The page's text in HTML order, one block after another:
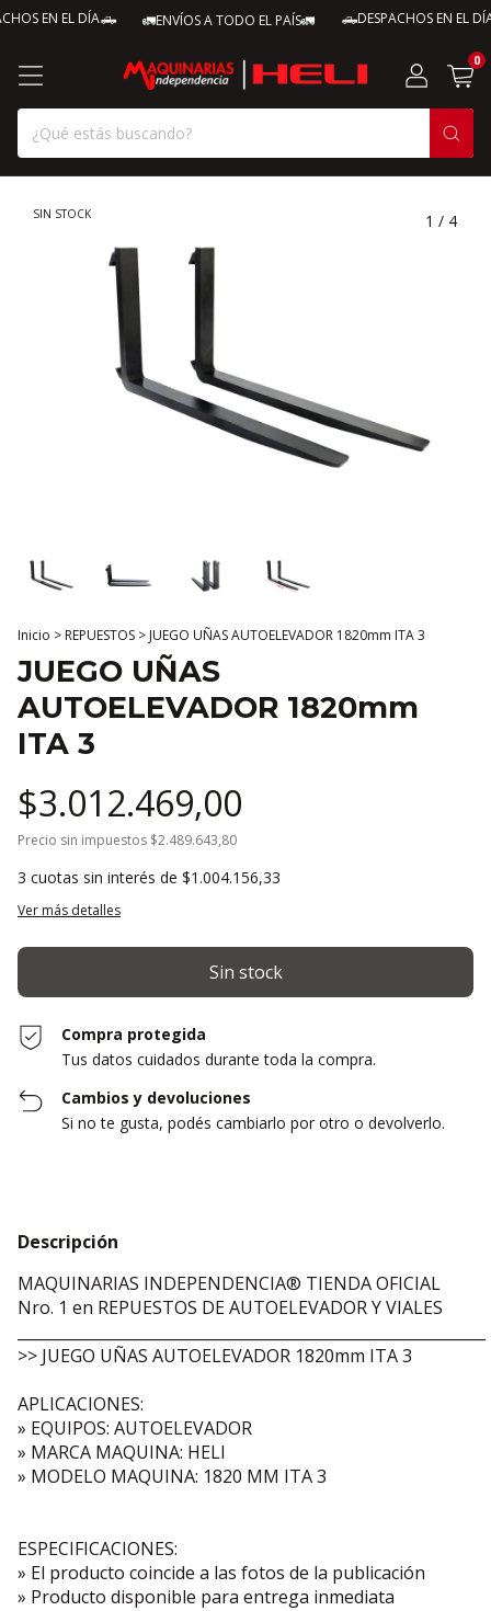
EN EL DÍA🛻 🚛ENVÍOS A TODO EL PAÍS🚛 🛻DESPACHOS EN EL
0
SIN STOCK 1 / 4
Inicio > REPUESTOS > JUEGO UÑAS AUTOELEVADOR 1820mm ITA 3
JUEGO UÑAS
AUTOELEVADOR 1820mm
ITA 3
$3.012.469,00
Precio sin impuestos $2.489.643,80
3 cuotas sin interés de $1.004.156,33
Ver más detalles
Compra protegida
Tus datos cuidados durante toda la compra.
Cambios y devoluciones
Si no te gusta, podés cambiarlo por otro o devolverlo.
Descripción
MAQUINARIAS INDEPENDENCIA® TIENDA OFICIAL
Nro. 1 en REPUESTOS DE AUTOELEVADOR Y VIALES
>> JUEGO UÑAS AUTOELEVADOR 1820mm ITA 3
APLICACIONES:
» EQUIPOS: AUTOELEVADOR
» MARCA MAQUINA: HELI
» MODELO MAQUINA: 1820 MM ITA 3
ESPECIFICACIONES:
» El producto coincide a las fotos de la publicación
» Producto disponible para entrega inmediata